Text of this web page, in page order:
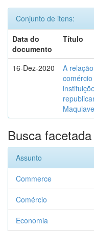
Conjunto de itens:
Data do
documento
Título
16-Dez-2020
A
Busca facetada
Assunto
Commerce
Comércio
Economia